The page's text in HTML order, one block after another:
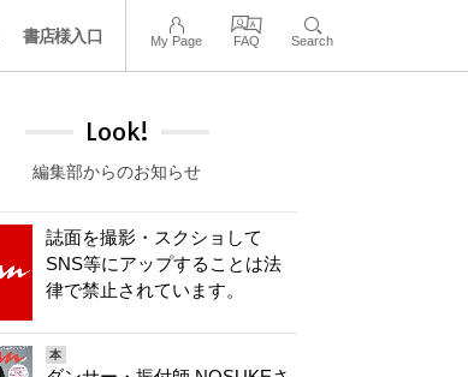
書店様入口 My Page FAQ Search
Look!
編集部からのお知らせ
誌面を撮影・スクショして
SNS等にアップすることは法
律で禁止されています。
本